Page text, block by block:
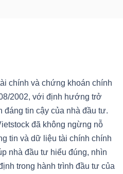
chính và chứng khoán chính
2002, với định hướng trở
tin cậy của nhà đầu tư.
đã không ngừng nỗ
tin và dữ liệu tài chính chính
nhà đầu tư hiểu đúng, nhìn
trong hành trình đầu tư của